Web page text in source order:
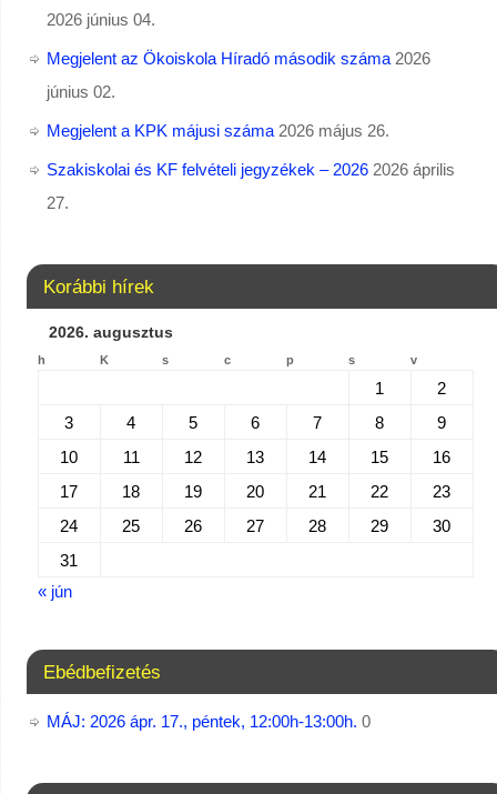
2026 június 04.
Megjelent az Ökoiskola Híradó második száma 2026
június 02.
Megjelent a KPK májusi száma 2026 május 26.
Szakiskolai és KF felvételi jegyzékek – 2026 2026 április
27.
Korábbi hírek
2026. augusztus
h K s c p s v
1
2
3
4 5 6 7 8
9
10
11 12 13 14 15
16
17
18 19 20 21 22
23
24
25 26 27 28 29
30
31
« jún
Ebédbefizetés
MÁJ: 2026 ápr. 17., péntek, 12:00h-13:00h. 0